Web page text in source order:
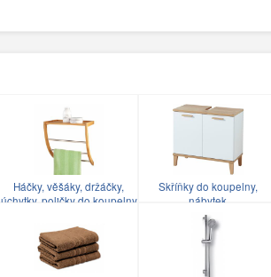
Háčky, věšáky, držáčky,
úchytky, poličky do koupelny
Skříňky do koupelny,
nábytek